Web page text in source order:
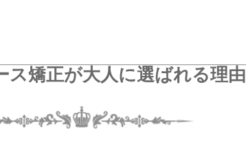
ス矯正が大人に選ばれる理由